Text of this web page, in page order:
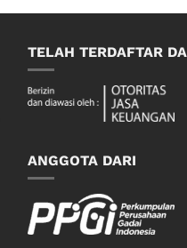
TELAH TERDAFTAR
ANGGOTA DARI